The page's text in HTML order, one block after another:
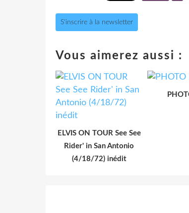
S'inscrire à la newsletter
Vous aimerez aussi :
ELVIS ON TOUR See See
Rider' in San Antonio
(4/18/72) inédit